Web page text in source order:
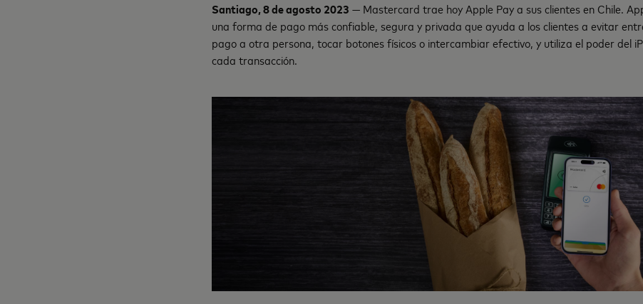
Santiago, 8 de agosto 2023 — Mastercard trae hoy Apple Pay a sus clientes en Chile.
una forma de pago más confiable, segura y privada que ayuda a los clientes a evitar
pago a otra persona, tocar botones físicos o intercambiar efectivo, y utiliza el poder del
cada transacción.